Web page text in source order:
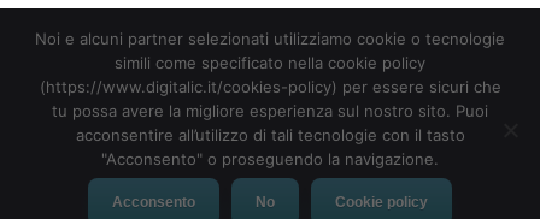
MENU
Noi e alcuni partner selezionati utilizziamo cookie o tecnologie
simili come specificato nella cookie policy
(https://www.digitalic.it/cookies-policy) per essere sicuri che
tu possa avere la migliore esperienza sul nostro sito. Puoi
acconsentire all’utilizzo di tali tecnologie con il tasto
"Acconsento" o proseguendo la navigazione.
Acconsento No Cookie policy